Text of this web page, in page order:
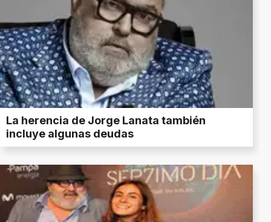
La herencia de Jorge Lanata también
incluye algunas deudas